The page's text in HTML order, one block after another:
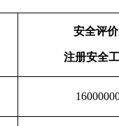
安全评
注册安全